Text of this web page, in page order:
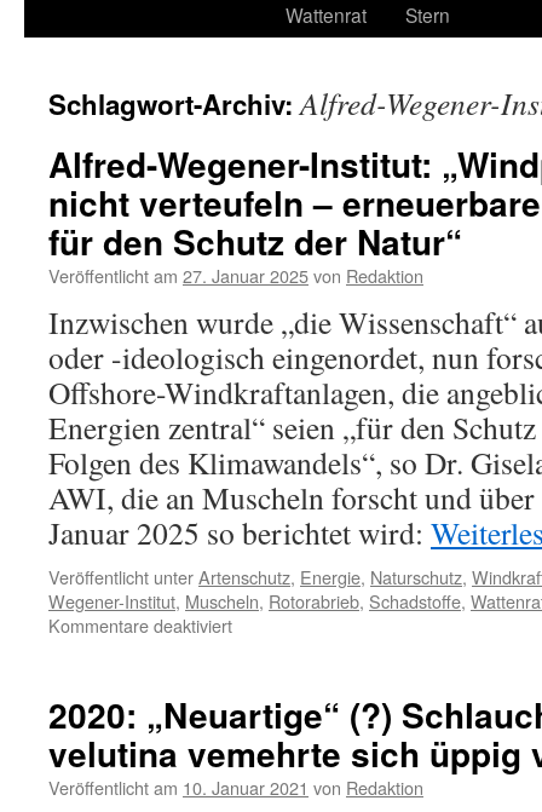
Wattenrat
Stern
Schlagwort-Archiv:Alfred-Wegener-
Alfred-Wegener-Institut:
nicht verteufeln –
für den Schutz der Natur“
Veröffentlicht am 27. Januar 2025von Redaktion
Inzwischen wurde „die Wissenschaft“
oder -ideologisch eingenordet, nun
Offshore-Windkraftanlagen, die
Energien zentral“ seien „für den
Folgen des Klimawandels“, so Dr.
AWI, die an Muscheln forscht und
Januar 2025 so berichtet wird:
Veröffentlicht unterArtenschutz, Energie, Naturschutz,
Wegener-Institut, Muscheln, Rotorabrieb, Schadstoffe,
Kommentare deaktiviertfür
„Windparks
im
Meer
nicht
2020: „Neuartige“ (?)
velutina vemehrte sich üppig
Veröffentlicht am 10. Januar 2021 von Redaktion